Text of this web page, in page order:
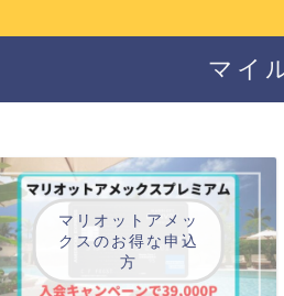
マイ
マリオットアメッ
クスのお得な申込
方